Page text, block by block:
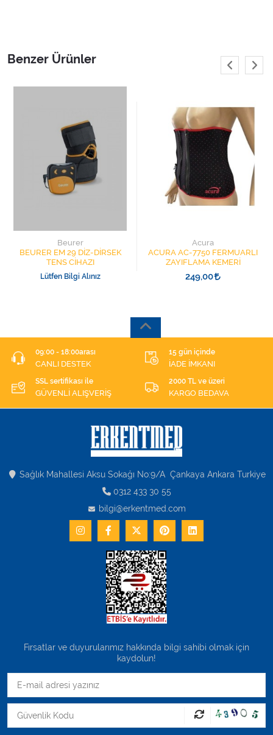
Benzer Ürünler
Beurer
BEURER EM 29 DİZ-DİRSEK
TENS CİHAZI
Lütfen Bilgi Alınız
Acura
ACURA AC-7750 FERMUARLI
ZAYIFLAMA KEMERİ
249,00
09:00 - 18:00arası
CANLI DESTEK
15 gün içinde
İADE İMKANI
SSL sertifikası ile
GÜVENLİ ALIŞVERİŞ
2000 TL ve üzeri
KARGO BEDAVA
Sağlık Mahallesi Aksu Sokağı No:9/A Çankaya Ankara Turkiye
0312 433 30 55
bilgi@erkentmed.com
Fırsatlar ve duyurularımız hakkında bilgi sahibi olmak için
kaydolun!